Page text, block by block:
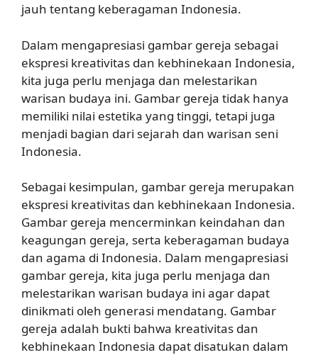
jauh tentang keberagaman Indonesia.
Dalam mengapresiasi gambar gereja sebagai
ekspresi kreativitas dan kebhinekaan Indonesia,
kita juga perlu menjaga dan melestarikan
warisan budaya ini. Gambar gereja tidak hanya
memiliki nilai estetika yang tinggi, tetapi juga
menjadi bagian dari sejarah dan warisan seni
Indonesia.
Sebagai kesimpulan, gambar gereja merupakan
ekspresi kreativitas dan kebhinekaan Indonesia.
Gambar gereja mencerminkan keindahan dan
keagungan gereja, serta keberagaman budaya
dan agama di Indonesia. Dalam mengapresiasi
gambar gereja, kita juga perlu menjaga dan
melestarikan warisan budaya ini agar dapat
dinikmati oleh generasi mendatang. Gambar
gereja adalah bukti bahwa kreativitas dan
kebhinekaan Indonesia dapat disatukan dalam